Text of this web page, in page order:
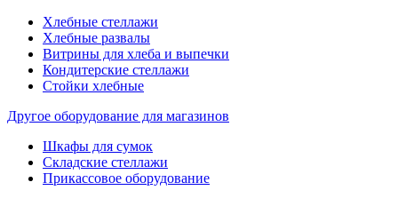
Хлебные стеллажи
Хлебные развалы
Витрины для хлеба и выпечки
Кондитерские стеллажи
Стойки хлебные
Другое оборудование для магазинов
Шкафы для сумок
Складские стеллажи
Прикассовое оборудование